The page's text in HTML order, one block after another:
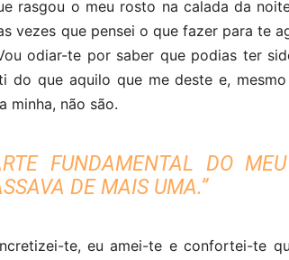
rasgou o meu rosto na calada da
vezes que pensei o que fazer para te
odiar-te por saber que podias ter
do que aquilo que me deste e,
minha, não são.
FUNDAMENTAL DO
DE MAIS UMA.”
te, eu amei-te e confortei-te